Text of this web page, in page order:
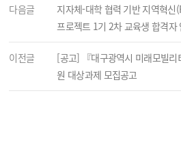
다음글
지자체-대학 협력 기반 지역혁
프로젝트 1기 2차 교육생 합격자
이전글
[공고] 『대구광역시 미래모빌
원 대상과제 모집공고